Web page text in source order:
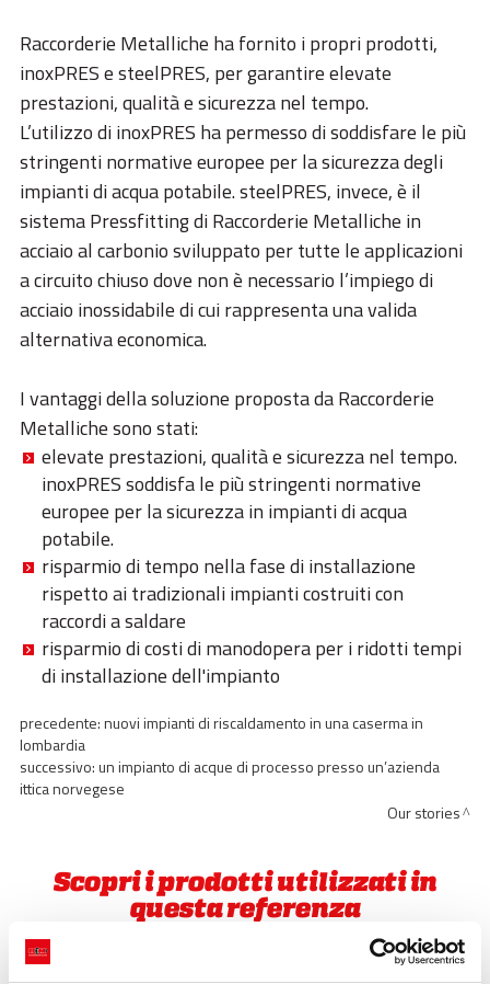
Raccorderie Metalliche ha fornito i propri prodotti,
inoxPRES e steelPRES, per garantire elevate
prestazioni, qualità e sicurezza nel tempo.
L’utilizzo di inoxPRES ha permesso di soddisfare le più
stringenti normative europee per la sicurezza degli
impianti di acqua potabile. steelPRES, invece, è il
sistema Pressfitting di Raccorderie Metalliche in
acciaio al carbonio sviluppato per tutte le applicazioni
a circuito chiuso dove non è necessario l’impiego di
acciaio inossidabile di cui rappresenta una valida
alternativa economica.
I vantaggi della soluzione proposta da Raccorderie
Metalliche sono stati:
elevate prestazioni, qualità e sicurezza nel tempo.
inoxPRES soddisfa le più stringenti normative
europee per la sicurezza in impianti di acqua
potabile.
risparmio di tempo nella fase di installazione
rispetto ai tradizionali impianti costruiti con
raccordi a saldare
risparmio di costi di manodopera per i ridotti tempi
di installazione dell'impianto
precedente:nuovi impianti di riscaldamento in una caserma in
lombardia
successivo:un impianto di acque di processo presso un’azienda
ittica norvegese
Our stories
Scopri i prodotti utilizzati in
questa referenza